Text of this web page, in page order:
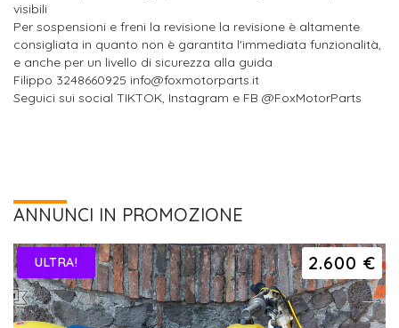
visibili
Per sospensioni e freni la revisione la revisione è altamente
consigliata in quanto non è garantita l'immediata funzionalità,
e anche per un livello di sicurezza alla guida
Filippo 3248660925 info@foxmotorparts.it
Seguici sui social TIKTOK, Instagram e FB @FoxMotorParts
ANNUNCI IN PROMOZIONE
2.600 €
ULTRA!